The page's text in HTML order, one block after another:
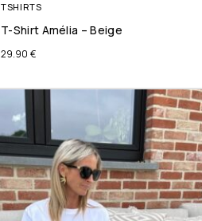
TSHIRTS
T-Shirt Amélia – Beige
29.90 €